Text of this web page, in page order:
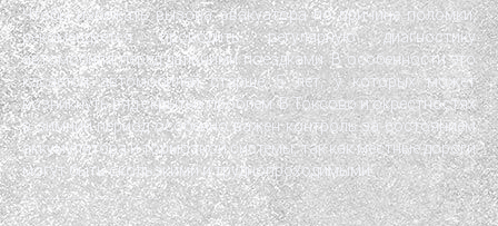
Чтобы избежать вызова эвакуатора по причине поломки,
рекомендуется проводить регулярную диагностику
автомобиля перед дальними поездками. В особенности это
касается автомобилей старше 5 лет, у которых может
возникнуть ряд скрытых проблем. В Токсово и окрестностях
в зимний период особенно важен контроль за состоянием
аккумулятора и тормозной системы, так как местные дороги
могут быть скользкими и труднопроходимыми.